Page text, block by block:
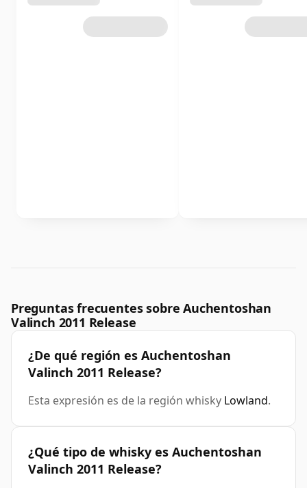
Preguntas frecuentes sobre Auchentoshan
Valinch 2011 Release
¿De qué región es Auchentoshan
Valinch 2011 Release?
Esta expresión es de la región whisky Lowland.
¿Qué tipo de whisky es Auchentoshan
Valinch 2011 Release?